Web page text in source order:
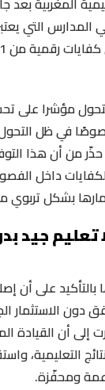
المدارس التي
مؤشرا على
في ظل
من أن هذا
داخل
بشكل
تعليم جيد
على أن
دون الاستثمار
إلى أن القيادة
التعليمية،
ومحفّزة.